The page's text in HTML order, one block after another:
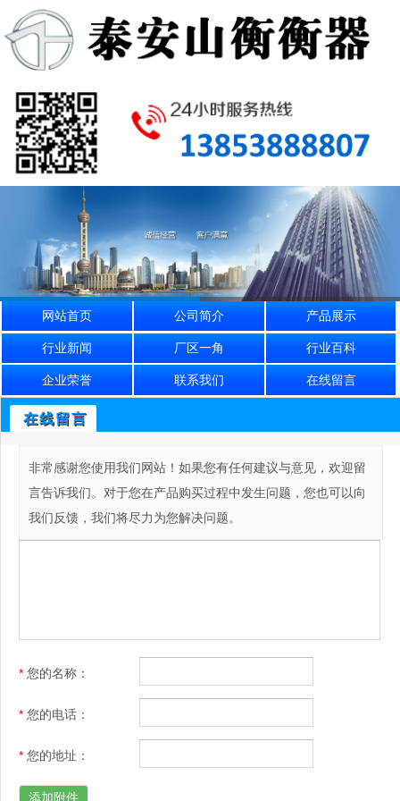
网站首页 公司简介 产品展示
行业新闻 厂区一角 行业百科
企业荣誉 联系我们 在线留言
在线留言
非常感谢您使用我们网站！如果您有任何建议与意见，欢迎留
言告诉我们。对于您在产品购买过程中发生问题，您也可以向
我们反馈，我们将尽力为您解决问题。
* 您的名称 ：
* 您的电话 ：
* 您的地址 ：
添加附件